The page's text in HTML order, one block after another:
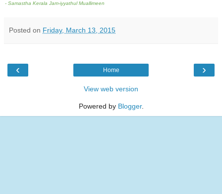
- Samastha Kerala Jam-iyyathul Muallimeen
Posted on Friday, March 13, 2015
‹ ›
Home
View web version
Powered by Blogger.